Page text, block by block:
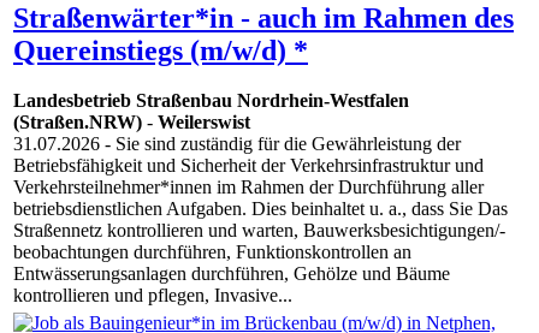
Straßenwärter*in - auch im Rahmen des
Quereinstiegs (m/w/d) *
Landesbetrieb Straßenbau Nordrhein-Westfalen
(Straßen.NRW) - Weilerswist
31.07.2026 - Sie sind zuständig für die Gewährleistung der
Betriebsfähigkeit und Sicherheit der Verkehrsinfrastruktur und
Verkehrsteilnehmer*innen im Rahmen der Durchführung aller
betriebsdienstlichen Aufgaben. Dies beinhaltet u. a., dass Sie Das
Straßennetz kontrollieren und warten, Bauwerksbesichtigungen/-
beobachtungen durchführen, Funktionskontrollen an
Entwässerungsanlagen durchführen, Gehölze und Bäume
kontrollieren und pflegen, Invasive...